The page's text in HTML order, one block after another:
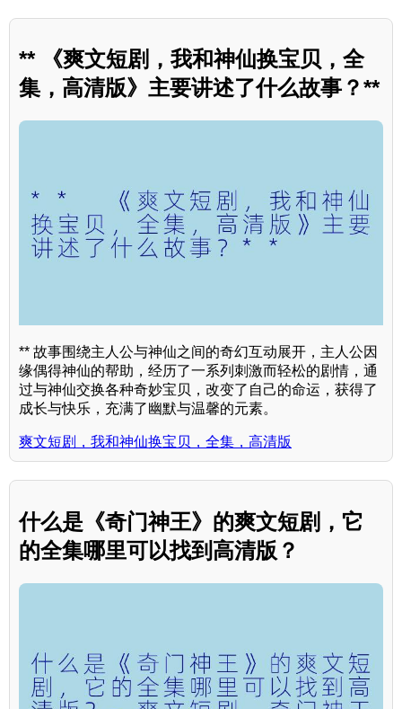
** 《爽文短剧，我和神仙换宝贝，全
集，高清版》主要讲述了什么故事？**
** 故事围绕主人公与神仙之间的奇幻互动展开，主人公因
缘偶得神仙的帮助，经历了一系列刺激而轻松的剧情，通
过与神仙交换各种奇妙宝贝，改变了自己的命运，获得了
成长与快乐，充满了幽默与温馨的元素。
爽文短剧，我和神仙换宝贝，全集，高清版
什么是《奇门神王》的爽文短剧，它
的全集哪里可以找到高清版？